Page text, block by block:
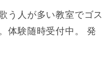
う人が多い教室でゴス
体験随時受付中。 発